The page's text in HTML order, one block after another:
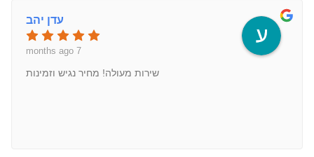
עדן יהב
7 months ago
שירות מעולה! מחיר נגיש וזמינות